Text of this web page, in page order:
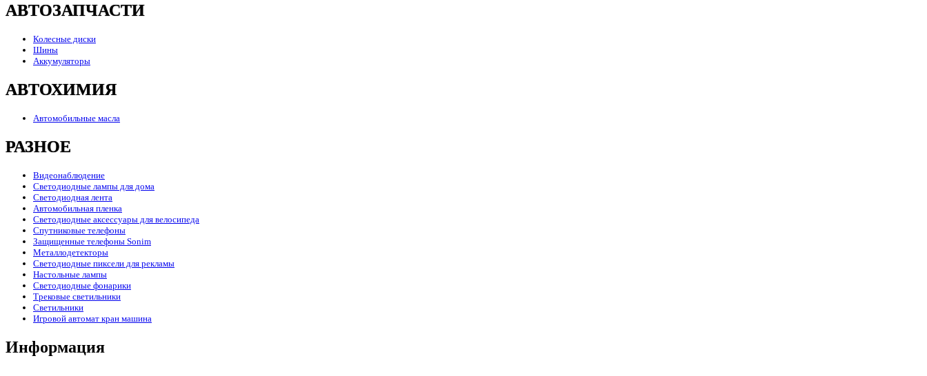
АВТОЗАПЧАСТИ
Колесные диски
Шины
Аккумуляторы
АВТОХИМИЯ
Автомобильные масла
РАЗНОЕ
Видеонаблюдение
Светодиодные лампы для дома
Светодиодная лента
Автомобильная пленка
Светодиодные аксессуары для велосипеда
Спутниковые телефоны
Защищенные телефоны Sonim
Металлодетекторы
Светодиодные пиксели для рекламы
Настольные лампы
Светодиодные фонарики
Трековые светильники
Светильники
Игровой автомат кран машина
Информация